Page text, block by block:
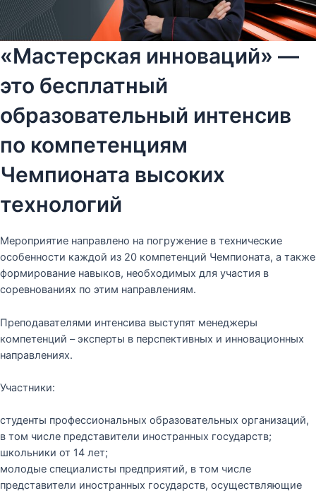
«Мастерская инноваций» —
это бесплатный
образовательный интенсив
по компетенциям
Чемпионата высоких
технологий
Мероприятие направлено на погружение в технические
особенности каждой из 20 компетенций Чемпионата, а также
формирование навыков, необходимых для участия в
соревнованиях по этим направлениям.
Преподавателями интенсива выступят менеджеры
компетенций – эксперты в перспективных и инновационных
направлениях.
Участники:
студенты профессиональных образовательных организаций,
в том числе представители иностранных государств;
школьники от 14 лет;
молодые специалисты предприятий, в том числе
представители иностранных государств, осуществляющие